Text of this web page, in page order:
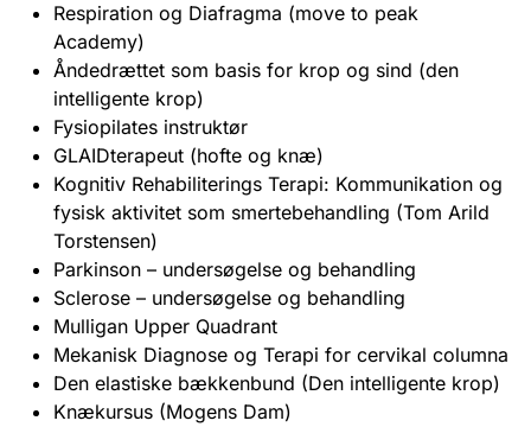
Respiration og Diafragma (move to peak
Academy)
Åndedrættet som basis for krop og sind (den
intelligente krop)
Fysiopilates instruktør
GLAIDterapeut (hofte og knæ)
Kognitiv Rehabiliterings Terapi: Kommunikation og
fysisk aktivitet som smertebehandling (Tom Arild
Torstensen)
Parkinson – undersøgelse og behandling
Sclerose – undersøgelse og behandling
Mulligan Upper Quadrant
Mekanisk Diagnose og Terapi for cervikal columna
Den elastiske bækkenbund (Den intelligente krop)
Knækursus (Mogens Dam)